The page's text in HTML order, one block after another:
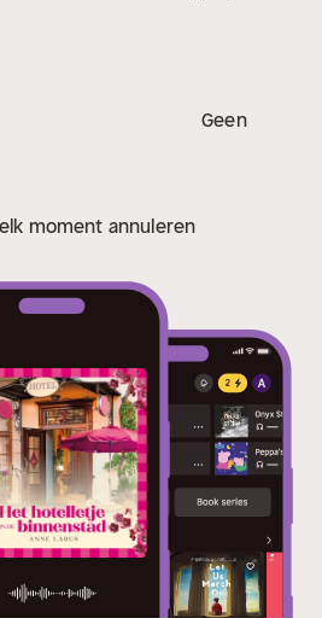
Geen
moment annuleren